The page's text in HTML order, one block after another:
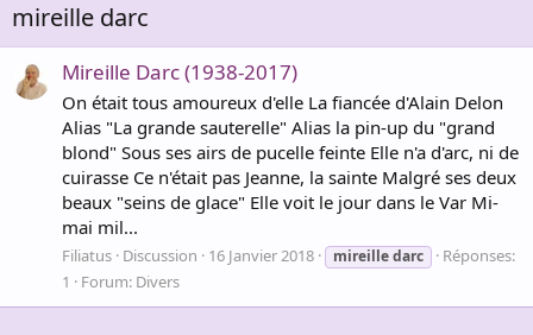
mireille darc
Mireille Darc (1938-2017)
On était tous amoureux d'elle La fiancée d'Alain Delon
Alias "La grande sauterelle" Alias la pin-up du "grand
blond" Sous ses airs de pucelle feinte Elle n'a d'arc, ni de
cuirasse Ce n'était pas Jeanne, la sainte Malgré ses deux
beaux "seins de glace" Elle voit le jour dans le Var Mi-
mai mil...
Filiatus Discussion 16 Janvier 2018 mireilledarc
Réponses:
1
Forum: Divers